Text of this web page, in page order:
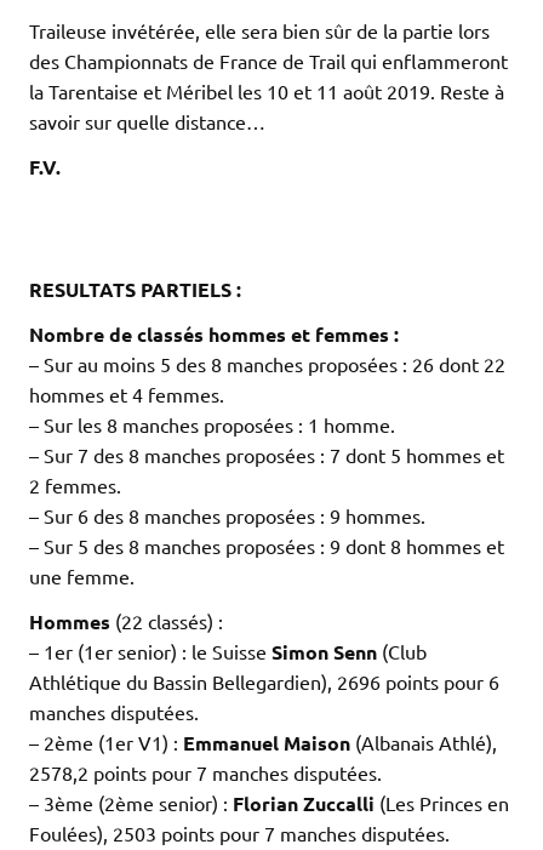
Traileuse invétérée, elle sera bien sûr de la partie lors
des Championnats de France de Trail qui enflammeront
la Tarentaise et Méribel les 10 et 11 août 2019. Reste à
savoir sur quelle distance…
F.V.
RESULTATS PARTIELS :
Nombre de classés hommes et femmes :
– Sur au moins 5 des 8 manches proposées : 26 dont 22
hommes et 4 femmes.
– Sur les 8 manches proposées : 1 homme.
– Sur 7 des 8 manches proposées : 7 dont 5 hommes et
2 femmes.
– Sur 6 des 8 manches proposées : 9 hommes.
– Sur 5 des 8 manches proposées : 9 dont 8 hommes et
une femme.
Hommes (22 classés) :
– 1er (1er senior) : le Suisse Simon Senn (Club
Athlétique du Bassin Bellegardien), 2696 points pour 6
manches disputées.
– 2ème (1er V1) : Emmanuel Maison (Albanais Athlé),
2578,2 points pour 7 manches disputées.
– 3ème (2ème senior) : Florian Zuccalli (Les Princes en
Foulées), 2503 points pour 7 manches disputées.